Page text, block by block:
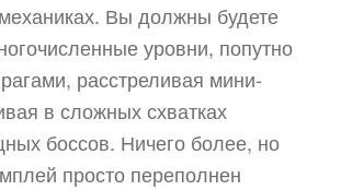
Вы должны будете
уровни, попутно
расстреливая мини-
в сложных схватках
боссов. Ничего более, но
просто переполнен